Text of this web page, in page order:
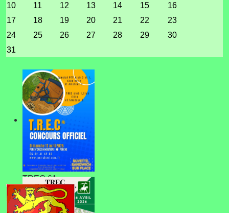
10
11 12 13 14 15
16
17
18 19 20 21 22
23
24
25 26 27 28 29
30
31
TREC 61